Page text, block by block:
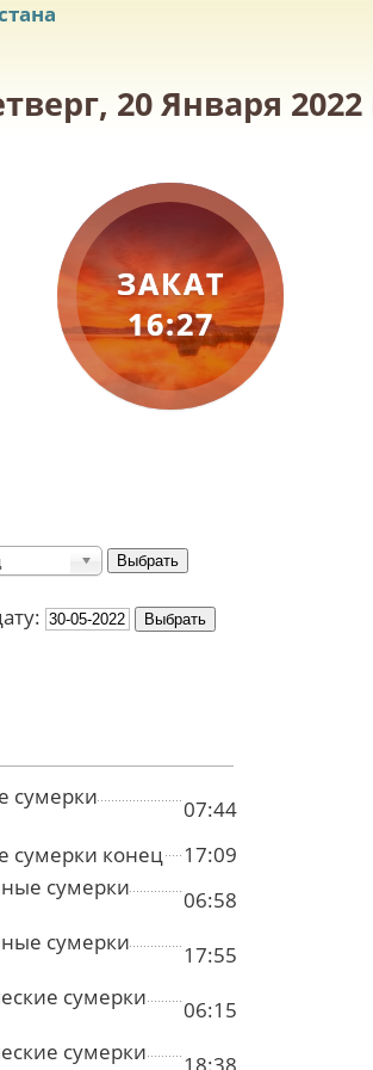
20 Января 2022
ЗАКАТ
16:27
сумерки
07:44
сумерки конец
17:09
сумерки
06:58
сумерки
17:55
сумерки
06:15
сумерки
18:38